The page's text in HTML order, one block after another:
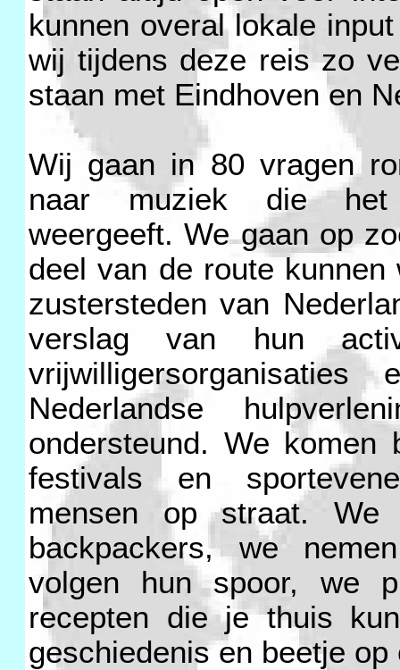
kunnen overal lokale
wij tijdens deze reis zo
staan met Eindhoven en
Wij gaan in 80 vragen
naar muziek die het
weergeeft. We gaan op
deel van de route
zustersteden van
verslag van hun
Nederlandse
ondersteund. We komen
festivals en
mensen op straat. We
backpackers, we
volgen hun spoor, we
recepten die je thuis
geschiedenis en beetje